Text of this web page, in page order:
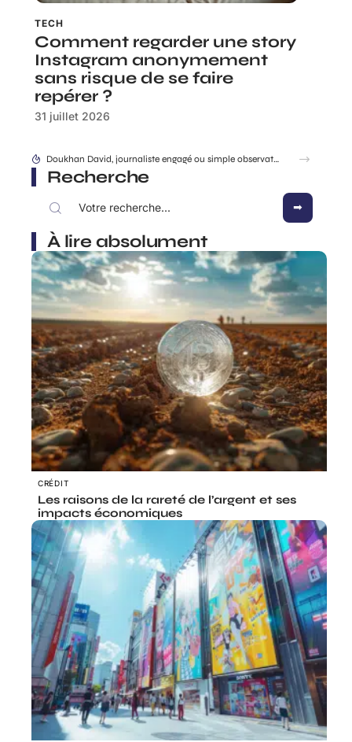
TECH
Comment regarder une story
Instagram anonymement
sans risque de se faire
repérer ?
31 juillet 2026
Différence entre sri et srri : tout comprendre pour choisir correctement
Recherche
À lire absolument
CRÉDIT
Les raisons de la rareté de l’argent et ses
impacts économiques